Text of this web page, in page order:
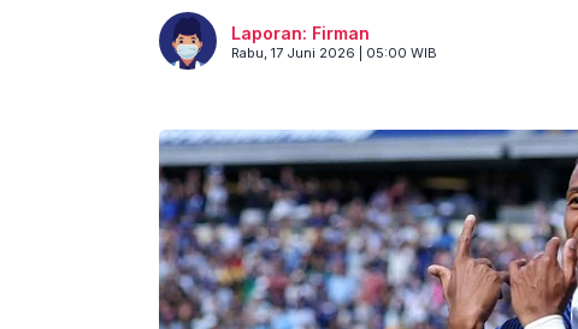
Laporan: Firman
Rabu, 17 Juni 2026 | 05:00 WIB